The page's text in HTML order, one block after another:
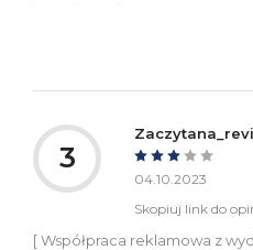
3
Zaczytana_revi
04.10.2023
Skopiuj link do
[ Współpraca reklamowa z